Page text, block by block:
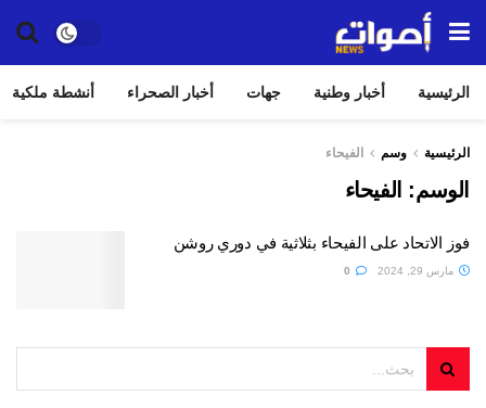
الرئيسية أخبار وطنية جهات أخبار الصحراء أنشطة ملكية
الرئيسية وسم الفيحاء
الوسم: الفيحاء
فوز الاتحاد على الفيحاء بثلاثية في دوري روشن
مارس 29, 2024